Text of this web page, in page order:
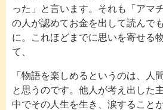
った」と言います。それも「アマ
の人が認めてお金を出して読んで
に。これほどまでに思いを寄せる
て、
「物語を楽しめるというのは、人
と思うのです。他人が考え出した
中でその人生を生き、涙すること